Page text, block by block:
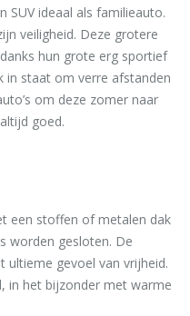
SUV ideaal als familieauto.
veiligheid. Deze grotere
hun grote erg sportief
in staat om verre afstanden
om deze zomer naar
goed.
een stoffen of metalen dak
worden gesloten. De
ultieme gevoel van vrijheid.
in het bijzonder met warme